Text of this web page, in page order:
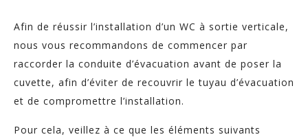
Afin de réussir l’installation d’un WC à sortie verticale,
nous vous recommandons de commencer par
raccorder la conduite d’évacuation avant de poser la
cuvette, afin d’éviter de recouvrir le tuyau d’évacuation
et de compromettre l’installation.
Pour cela, veillez à ce que les éléments suivants